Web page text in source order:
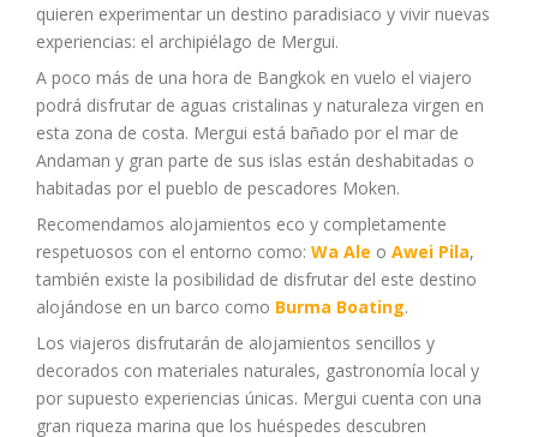
quieren experimentar un destino paradisiaco y vivir nuevas
experiencias: el archipiélago de Mergui.
A poco más de una hora de Bangkok en vuelo el viajero
podrá disfrutar de aguas cristalinas y naturaleza virgen en
esta zona de costa. Mergui está bañado por el mar de
Andaman y gran parte de sus islas están deshabitadas o
habitadas por el pueblo de pescadores Moken.
Recomendamos alojamientos eco y completamente
respetuosos con el entorno como:Wa Ale oAwei Pila,
también existe la posibilidad de disfrutar del este destino
alojándose en un barco como Burma Boating.
Los viajeros disfrutarán de alojamientos sencillos y
decorados con materiales naturales, gastronomía local y
por supuesto experiencias únicas. Mergui cuenta con una
gran riqueza marina que los huéspedes descubren